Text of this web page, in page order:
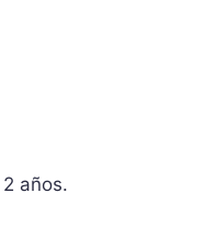
años.